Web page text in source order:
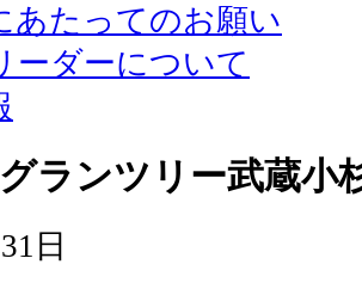
あたってのお願い
ーダーについて
ランツリー武蔵小
日